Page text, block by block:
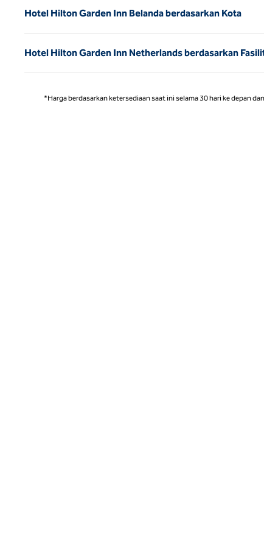
Hotel Hilton Garden Inn Belanda berdasarkan Kota
Hotel Hilton Garden Inn Netherlands berdasarkan
*Harga berdasarkan ketersediaan saat ini selama 30 hari ke depan